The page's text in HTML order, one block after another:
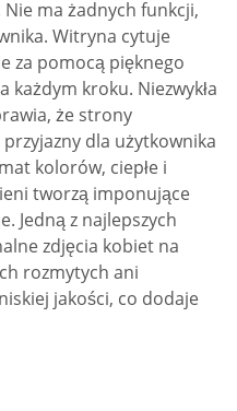
ma żadnych funkcji,
Witryna cytuje
za pomocą pięknego
każdym kroku. Niezwykła
że strony
dla użytkownika
kolorów, ciepłe i
tworzą imponujące
Jedną z najlepszych
zdjęcia kobiet na
rozmytych ani
jakości, co dodaje